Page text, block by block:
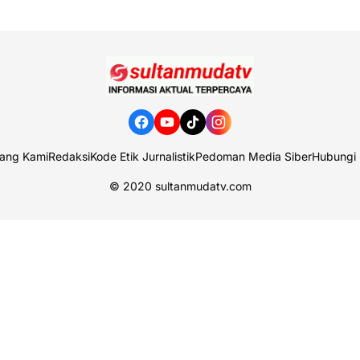
KamiRedaksiKode Etik JurnalistikPedoman Media SiberHubungi
© 2020 sultanmudatv.com